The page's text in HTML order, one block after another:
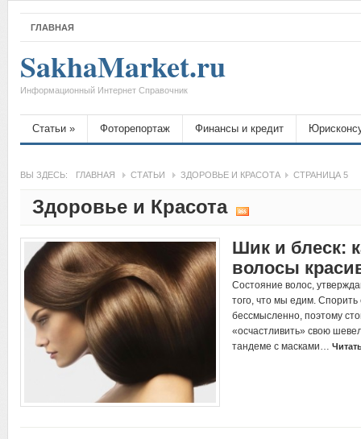
ГЛАВНАЯ
SakhaMarket.ru
Информационный Интернет Справочник
Статьи » Фоторепортаж Финансы и кредит
ВЫ ЗДЕСЬ: ГЛАВНАЯ СТАТЬИ ЗДОРОВЬЕ И КРАСОТА СТРАНИЦА 5
Здоровье и Красота
Шик и блеск:
волосы
Состояние волос,
того, что мы едим.
бессмысленно, поэтому
«осчастливить» свою
тандеме с масками…